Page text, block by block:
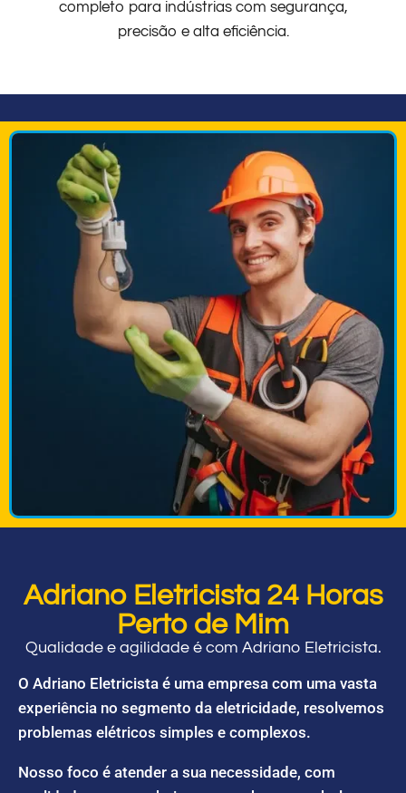
completo para indústrias com segurança,
precisão e alta eficiência.
Adriano Eletricista 24 Horas
Perto de Mim
Qualidade e agilidade é com Adriano Eletricista.
O Adriano Eletricista é uma empresa com uma vasta
experiência no segmento da eletricidade, resolvemos
problemas elétricos simples e complexos.
Nosso foco é atender a sua necessidade, com